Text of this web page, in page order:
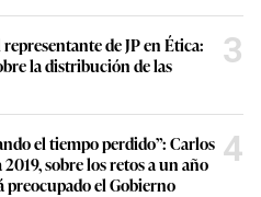
de JP en Ética:
la distribución de las
3
el tiempo perdido”: Carlos
sobre los retos a un año
preocupado el Gobierno
4